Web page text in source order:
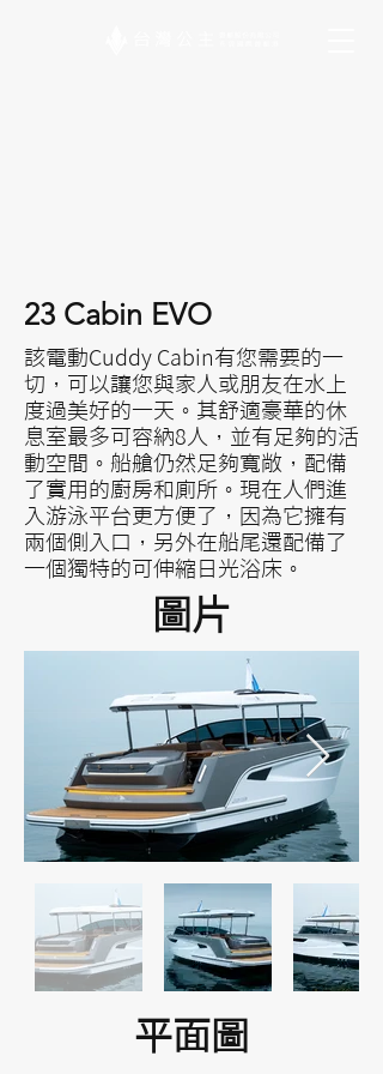
23 Cabin EVO
該電動Cuddy Cabin有您需要的一
切，可以讓您與家人或朋友在水上
度過美好的一天。其舒適豪華的休
息室最多可容納8人，並有足夠的活
動空間。船艙仍然足夠寬敞，配備
了實用的廚房和廁所。現在人們進
入游泳平台更方便了，因為它擁有
兩個側入口，另外在船尾還配備了
一個獨特的可伸縮日光浴床。
圖片
平面圖